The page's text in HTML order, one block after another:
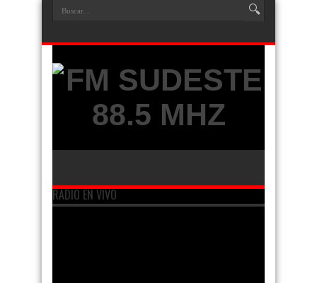
RADIO EN VIVO